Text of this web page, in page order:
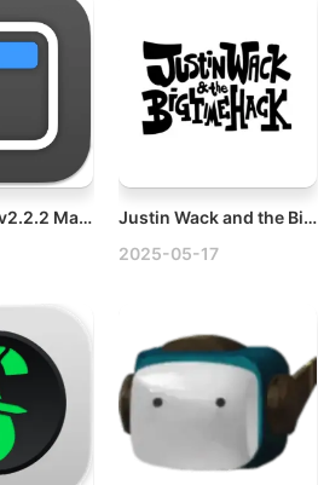
Menuwhere v2.2.2 Mac菜单栏工具破解版
Justin Wack and the Big Time Hack v3.2.2 Mac怪客贾斯丁的黑客时刻
2025-05-17